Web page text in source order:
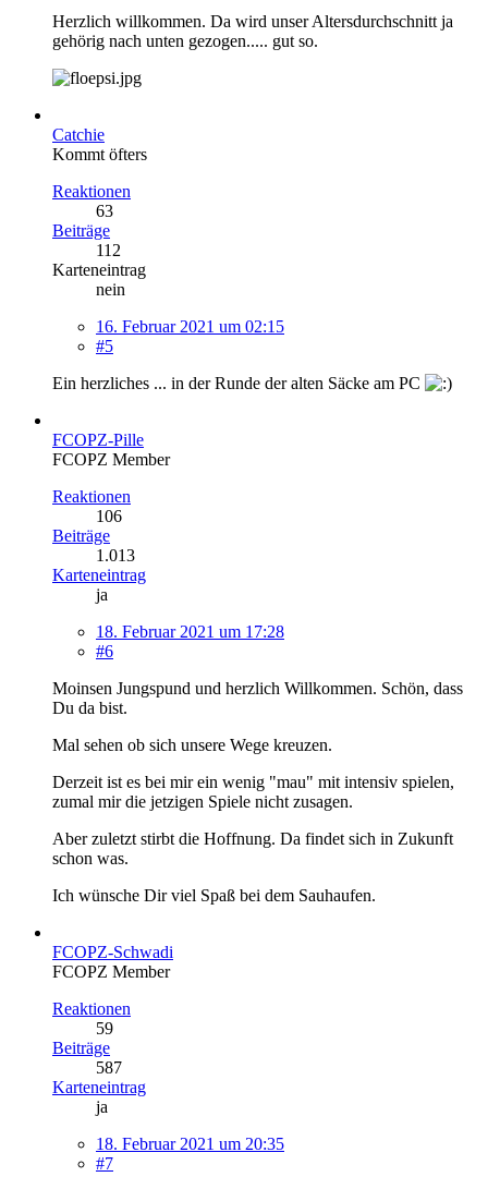
Herzlich willkommen. Da wird unser Altersdurchschnitt ja
gehörig nach unten gezogen..... gut so.
Catchie
Kommt öfters
Reaktionen
63
Beiträge
112
Karteneintrag
nein
16. Februar 2021 um 02:15
#5
Ein herzliches ... in der Runde der alten Säcke am PC
FCOPZ-Pille
FCOPZ Member
Reaktionen
106
Beiträge
1.013
Karteneintrag
ja
18. Februar 2021 um 17:28
#6
Moinsen Jungspund und herzlich Willkommen. Schön, dass
Du da bist.
Mal sehen ob sich unsere Wege kreuzen.
Derzeit ist es bei mir ein wenig "mau" mit intensiv spielen,
zumal mir die jetzigen Spiele nicht zusagen.
Aber zuletzt stirbt die Hoffnung. Da findet sich in Zukunft
schon was.
Ich wünsche Dir viel Spaß bei dem Sauhaufen.
FCOPZ-Schwadi
FCOPZ Member
Reaktionen
59
Beiträge
587
Karteneintrag
ja
18. Februar 2021 um 20:35
#7